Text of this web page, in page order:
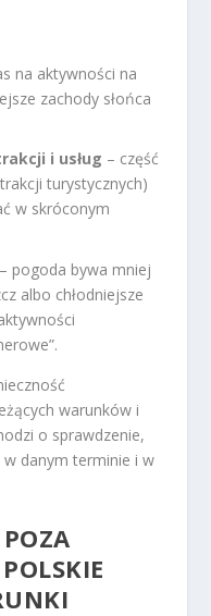
na aktywności na
zachody słońca
i usług – część
turystycznych)
w skróconym
– pogoda bywa mniej
albo chłodniejsze
warunków i
o sprawdzenie,
w danym terminie i w